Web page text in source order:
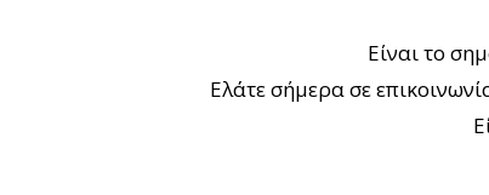
Είναι το
Ελάτε σήμερα σε